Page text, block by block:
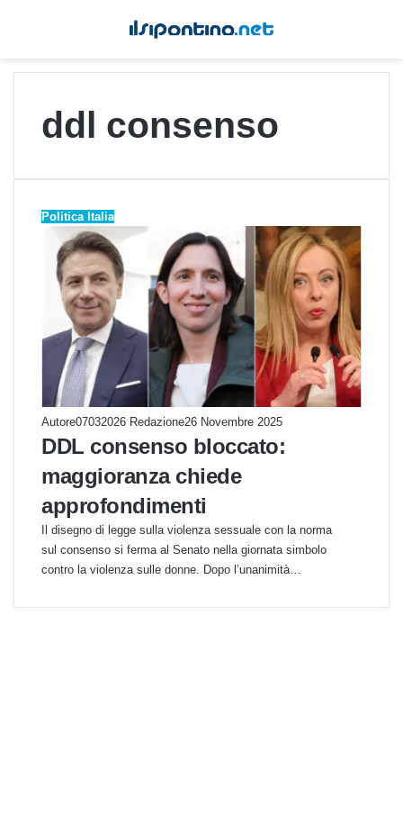
ddl consenso
Politica Italia
Autore07032026 Redazione26 Novembre 2025
DDL consenso bloccato:
maggioranza chiede
approfondimenti
Il disegno di legge sulla violenza sessuale con la norma
sul consenso si ferma al Senato nella giornata simbolo
contro la violenza sulle donne. Dopo l’unanimità…